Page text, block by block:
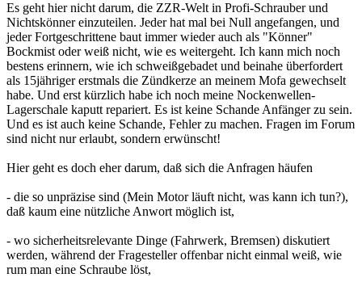
Es geht hier nicht darum, die ZZR-Welt in Profi-Schrauber und
Nichtskönner einzuteilen. Jeder hat mal bei Null angefangen, und
jeder Fortgeschrittene baut immer wieder auch als "Könner"
Bockmist oder weiß nicht, wie es weitergeht. Ich kann mich noch
bestens erinnern, wie ich schweißgebadet und beinahe überfordert
als 15jähriger erstmals die Zündkerze an meinem Mofa gewechselt
habe. Und erst kürzlich habe ich noch meine Nockenwellen-
Lagerschale kaputt repariert. Es ist keine Schande Anfänger zu sein.
Und es ist auch keine Schande, Fehler zu machen. Fragen im Forum
sind nicht nur erlaubt, sondern erwünscht!
Hier geht es doch eher darum, daß sich die Anfragen häufen
- die so unpräzise sind (Mein Motor läuft nicht, was kann ich tun?),
daß kaum eine nützliche Anwort möglich ist,
- wo sicherheitsrelevante Dinge (Fahrwerk, Bremsen) diskutiert
werden, während der Fragesteller offenbar nicht einmal weiß, wie
rum man eine Schraube löst,